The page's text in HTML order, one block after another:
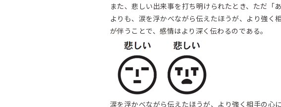
また、悲しい出来事を打ち明けられたとき、ただ「
よりも、涙を浮かべながら伝えたほうが、より強く
が伴うことで、感情はより深く伝わるのである。
涙を浮かべながら伝えたほうが、より強く相手の心